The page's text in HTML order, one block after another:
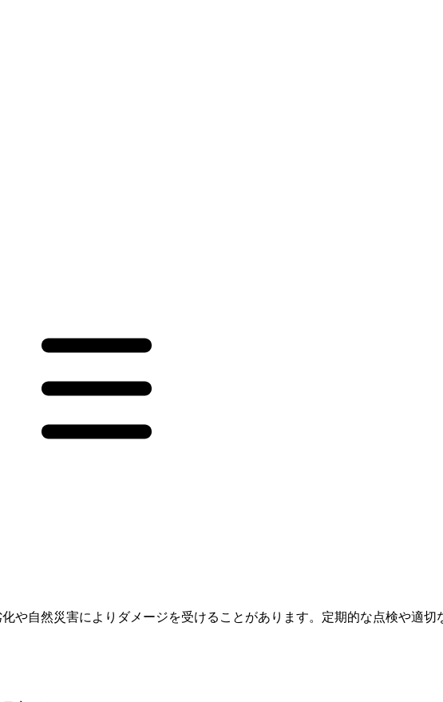
や自然災害によりダメージを受けることがあります。定期的な点検や適